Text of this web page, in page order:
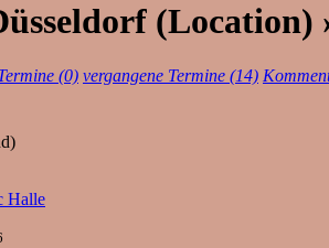
(Location)
(0) vergangene Termine (14)
)
Halle